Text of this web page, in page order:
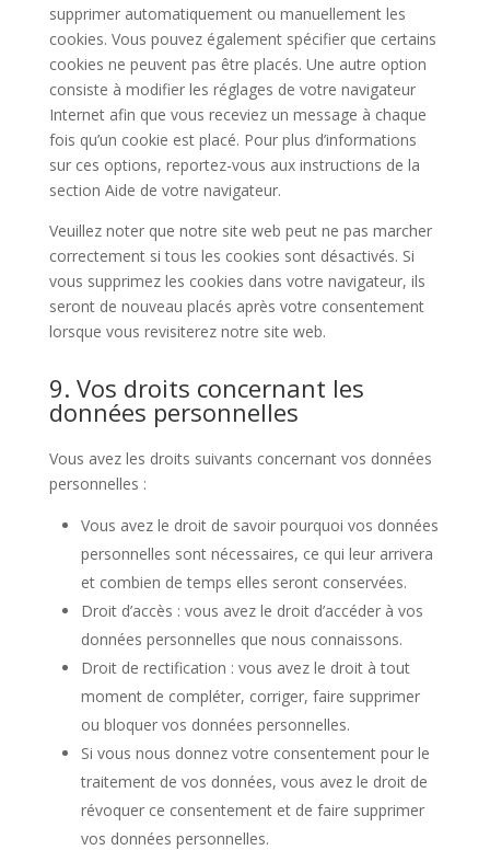
supprimer automatiquement ou manuellement les
cookies. Vous pouvez également spécifier que certains
cookies ne peuvent pas être placés. Une autre option
consiste à modifier les réglages de votre navigateur
Internet afin que vous receviez un message à chaque
fois qu’un cookie est placé. Pour plus d’informations
sur ces options, reportez-vous aux instructions de la
section Aide de votre navigateur.
Veuillez noter que notre site web peut ne pas marcher
correctement si tous les cookies sont désactivés. Si
vous supprimez les cookies dans votre navigateur, ils
seront de nouveau placés après votre consentement
lorsque vous revisiterez notre site web.
9. Vos droits concernant les
données personnelles
Vous avez les droits suivants concernant vos données
personnelles :
Vous avez le droit de savoir pourquoi vos données
personnelles sont nécessaires, ce qui leur arrivera
et combien de temps elles seront conservées.
Droit d’accès : vous avez le droit d’accéder à vos
données personnelles que nous connaissons.
Droit de rectification : vous avez le droit à tout
moment de compléter, corriger, faire supprimer
ou bloquer vos données personnelles.
Si vous nous donnez votre consentement pour le
traitement de vos données, vous avez le droit de
révoquer ce consentement et de faire supprimer
vos données personnelles.